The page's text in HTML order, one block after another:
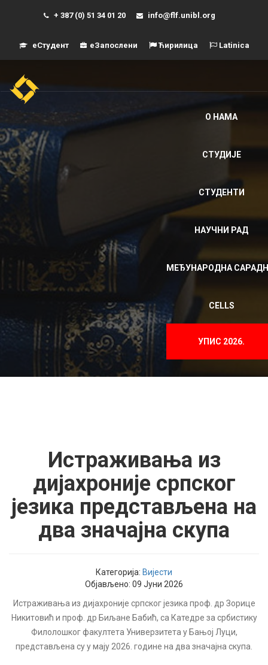
+ 387 (0) 51 34 01 20 info@flf.unibl.org
еСтудент еЗапослени Ћирилица Latinica
О НАМА
СТУДИЈЕ
СТУДЕНТИ
НАУЧНИ РАД
МЕЂУНАРОДНА
CELLS
УПИС 2026.
Истраживања из
дијахроније српског
језика представљена на
два значајна скупа
Категорија: Вијести
Објављено: 09 Јуни 2026
Истраживања из дијахроније српског језика проф. др Зорице
Никитовић и проф. др Биљане Бабић, са Катедре за србистику
Филолошког факултета Универзитета у Бањој Луци,
представљена су у мају 2026. године на два значајна скупа.